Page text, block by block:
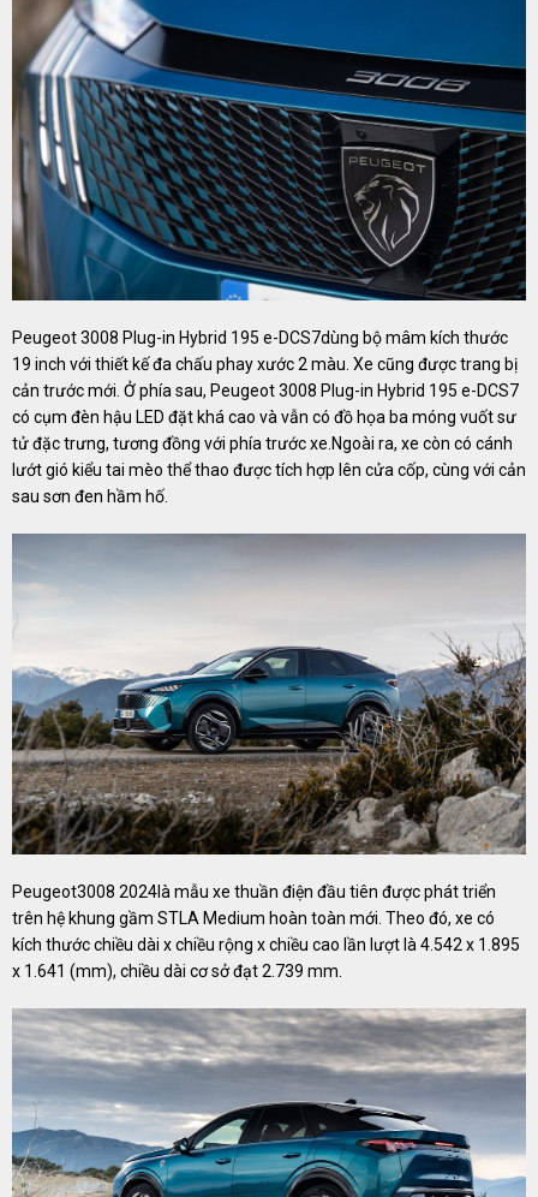
Peugeot 3008 Plug-in Hybrid 195 e-DCS7dùng bộ mâm kích thước
19 inch với thiết kế đa chấu phay xước 2 màu. Xe cũng được trang bị
cản trước mới. Ở phía sau, Peugeot 3008 Plug-in Hybrid 195 e-DCS7
có cụm đèn hậu LED đặt khá cao và vẫn có đồ họa ba móng vuốt sư
tử đặc trưng, tương đồng với phía trước xe.Ngoài ra, xe còn có cánh
lướt gió kiểu tai mèo thể thao được tích hợp lên cửa cốp, cùng với cản
sau sơn đen hầm hố.
Peugeot3008 2024là mẫu xe thuần điện đầu tiên được phát triển
trên hệ khung gầm STLA Medium hoàn toàn mới. Theo đó, xe có
kích thước chiều dài x chiều rộng x chiều cao lần lượt là 4.542 x 1.895
x 1.641 (mm), chiều dài cơ sở đạt 2.739 mm.